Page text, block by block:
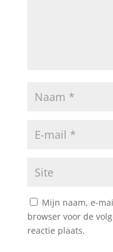
Mijn naam, e-
browser voor de
reactie plaats.